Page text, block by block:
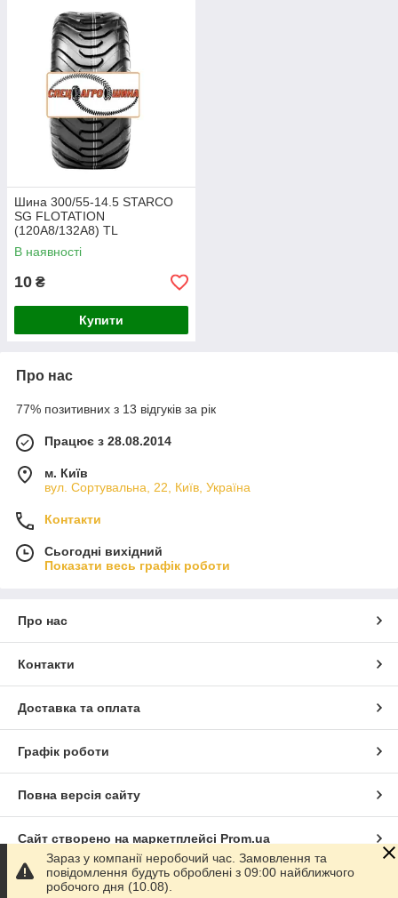
Шина 300/55-14.5 STARCO
SG FLOTATION
(120A8/132A8) TL
В наявності
10 ₴
Купити
Про нас
77% позитивних з 13 відгуків за рік
Працює з 28.08.2014
м. Київ
вул. Сортувальна, 22, Київ, Україна
Контакти
Сьогодні вихідний
Показати весь графік роботи
Про нас
Контакти
Доставка та оплата
Графік роботи
Повна версія сайту
Сайт створено на маркетплейсі Prom.ua
Політика конфіденційності
Зараз у компанії неробочий час. Замовлення та
повідомлення будуть оброблені з 09:00 найближчого
робочого дня (10.08).